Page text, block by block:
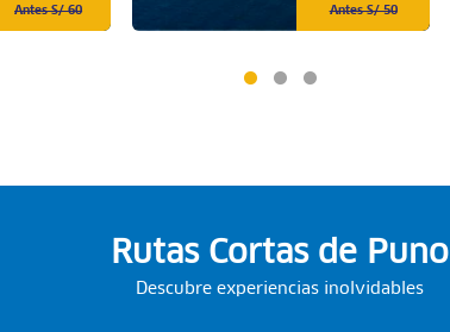
Antes S/ 60 Antes S/ 50
Rutas Cortas de Puno
Descubre experiencias inolvidables